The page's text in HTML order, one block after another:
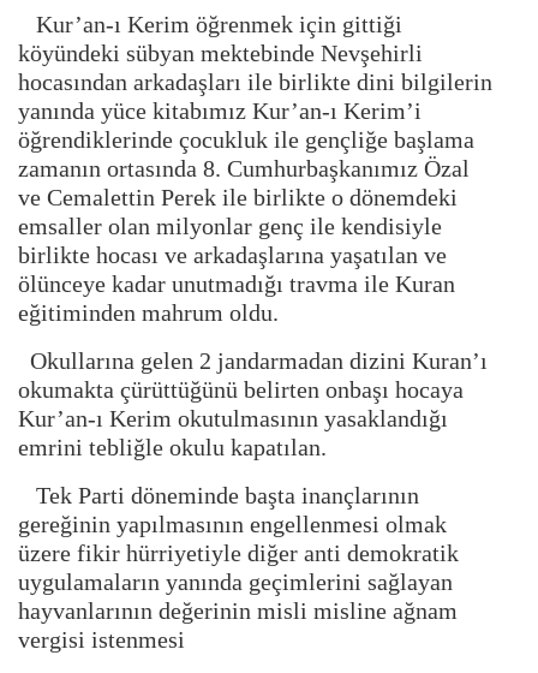
Kur’an-ı Kerim öğrenmek için gittiği
köyündeki sübyan mektebinde Nevşehirli
hocasından arkadaşları ile birlikte dini bilgilerin
yanında yüce kitabımız Kur’an-ı Kerim’i
öğrendiklerinde çocukluk ile gençliğe başlama
zamanın ortasında 8. Cumhurbaşkanımız Özal
ve Cemalettin Perek ile birlikte o dönemdeki
emsaller olan milyonlar genç ile kendisiyle
birlikte hocası ve arkadaşlarına yaşatılan ve
ölünceye kadar unutmadığı travma ile Kuran
eğitiminden mahrum oldu.
Okullarına gelen 2 jandarmadan dizini Kuran’ı
okumakta çürüttüğünü belirten onbaşı hocaya
Kur’an-ı Kerim okutulmasının yasaklandığı
emrini tebliğle okulu kapatılan.
Tek Parti döneminde başta inançlarının
gereğinin yapılmasının engellenmesi olmak
üzere fikir hürriyetiyle diğer anti demokratik
uygulamaların yanında geçimlerini sağlayan
hayvanlarının değerinin misli misline ağnam
vergisi istenmesi